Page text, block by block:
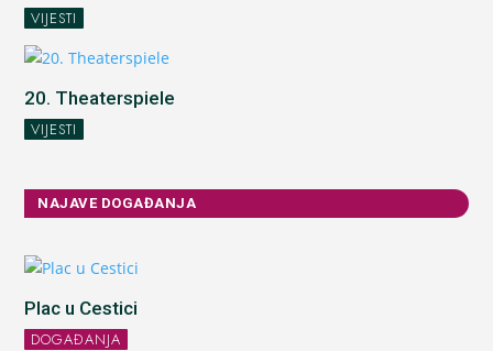
VIJESTI
20. Theaterspiele
VIJESTI
NAJAVE DOGAĐANJA
Plac u Cestici
DOGAĐANJA